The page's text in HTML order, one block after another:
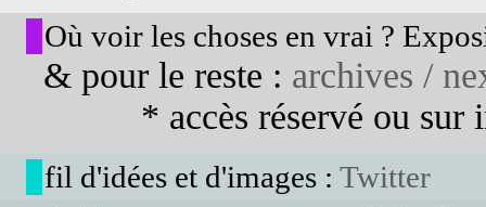
Où voir les choses en vrai ?
& pour le reste : archives /
* accès réservé ou sur
fil d'idées et d'images : Twitter